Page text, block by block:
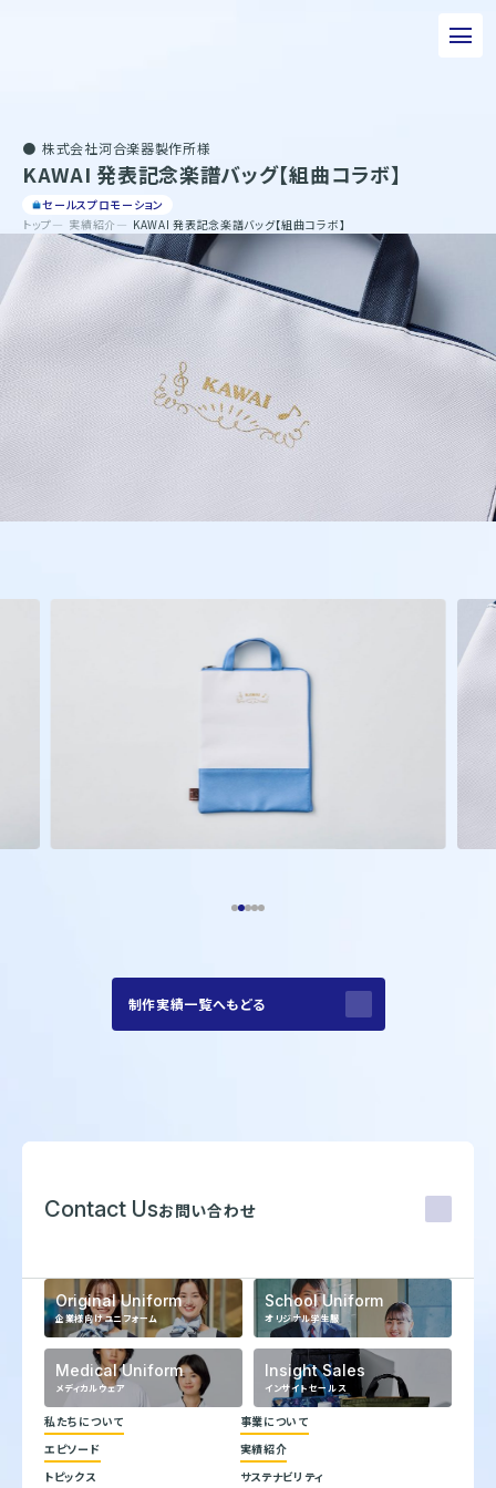
事業について
エピソード
実績紹介
トピックス
サステナビリティ
企業情報
採用情報
お問い合わせ
株式会社オンワードホールディングス
株式会社オンワード樫山
〒102－8115
TEL：03-5226-1333
Copyright(C)2025 Onward Corporate Design CO., Ltd.
個人情報保護方針
電子公告（2024年3月28日以前）
トップ 実績紹介 KAWAI 発表記念楽譜バッグ【組曲コラボ】
株式会社河合楽器製作所様
KAWAI 発表記念楽譜バッグ【組曲コラボ】
セールスプロモーション
制作実績一覧へもどる
Contact Usお問い合わせ
Original Uniform
企業様向けユニフォーム
School Uniform
オリジナル学生服
Medical Uniform
メディカルウェア
Insight Sales
インサイトセールス
私たちについて
代表メッセージ
企業理念
事業について
エピソード
実績紹介
トピックス
サステナビリティ